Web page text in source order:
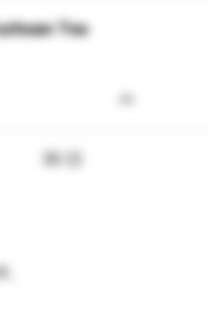
Tea
30 日